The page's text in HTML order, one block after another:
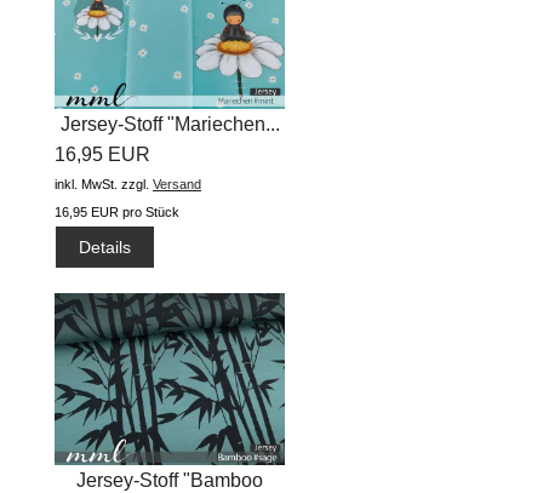
Jersey-Stoff "Mariechen...
16,95 EUR
inkl. MwSt. zzgl. Versand
16,95 EUR pro Stück
Details
Jersey-Stoff "Bamboo